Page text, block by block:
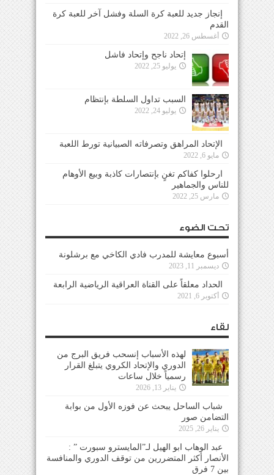
إنجاز جديد للعبة كرة السلة وفشل آخر للعبة كرة
القدم
أغسطس 26, 2022
إتحاد ناجح وإتحاد فاشل
يوليو 25, 2022
السبب تداول السلطة بإنتظام
يوليو 24, 2022
الإتحاد المراهق وتصرفاته الصبيانية تورط اللعبة
مايو 6, 2022
ارحلوا كفاكم تغنٍ بإنتصارات كاذبة وبيع الأوهام
للناس والجماهير
مارس 25, 2022
تحت الضوء
أسبوع معايشة للمدرب فادي الكاخي مع برشلونة
ديسمبر 11, 2023
الحداد معلقاً على القناة العراقية الرياضية الرابعة
أكتوبر 6, 2021
لقاء
لهذه الأسباب إنسحب فريق البرج من
الدوري والإتحاد الكروي يتبلغ القرار
رسمياً خلال ساعات
يناير 13, 2026
شباب الساحل يبحث عن فوزه الأول من بوابة
التضامن صور
يناير 26, 2025
عبد الوهاب ابو الهيل لـ”المايسترو سبورت ” :
الأنصار أكثر المتضررين من توقف الدوري والمنافسة
بين 7 فرق